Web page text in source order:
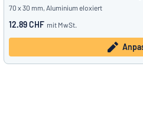
70 x 30 mm, Aluminium eloxiert
12.89 CHF mit MwSt.